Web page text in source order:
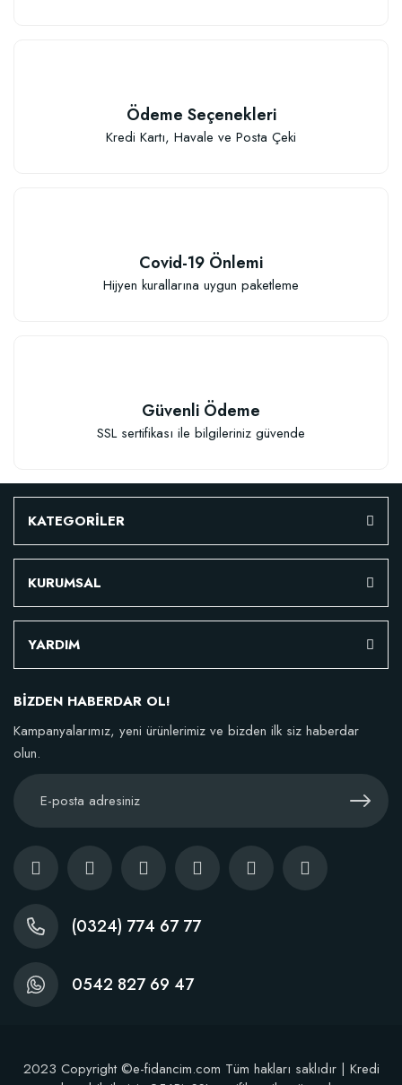
Sepete Ekle
TÜKENDI
152,75 TL
Stokta Yok
Ödeme Seçenekleri
Kredi Kartı, Havale ve Posta Çeki
Covid-19 Önlemi
Hijyen kurallarına uygun paketleme
Güvenli Ödeme
SSL sertifikası ile bilgileriniz güvende
KATEGORİLER
KURUMSAL
YARDIM
BİZDEN HABERDAR OL!
Kampanyalarımız, yeni ürünlerimiz ve bizden ilk siz haberdar
olun.
(0324) 774 67 77
0542 827 69 47
2023 Copyright ©e-fidancim.com Tüm hakları saklıdır | Kredi